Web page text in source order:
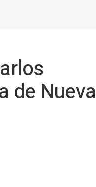
de Nueva